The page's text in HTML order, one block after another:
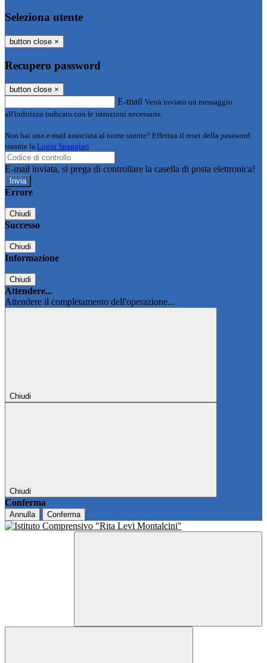
Seleziona utente
button close ×
Recupero password
button close ×
E-mail Verrà inviato un messaggio
all'indirizzo indicato con le istruzioni necessarie.
Non hai una e-mail associata al nome utente? Effettua il reset della password
tramite la Login Spaggiari
E-mail inviata, si prega di controllare la casella di posta elettronica!
Errore
Chiudi
Successo
Chiudi
Informazione
Chiudi
Attendere...
Attendere il completamento dell'operazione...
Chiudi
Chiudi
Conferma
Annulla Conferma